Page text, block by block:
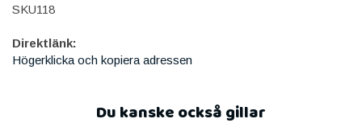
SKU118
Direktlänk:
Högerklicka och kopiera adressen
Du kanske också gillar